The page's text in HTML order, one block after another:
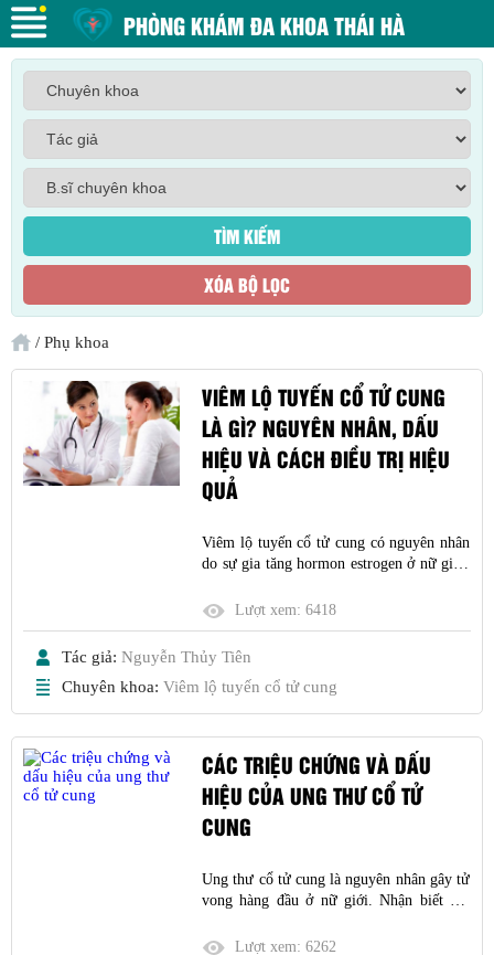
PHÒNG KHÁM ĐA KHOA THÁI HÀ
/ Phụ khoa
VIÊM LỘ TUYẾN CỔ TỬ CUNG
LÀ GÌ? NGUYÊN NHÂN, DẤU
HIỆU VÀ CÁCH ĐIỀU TRỊ HIỆU
QUẢ
Viêm lộ tuyến cổ tử cung có nguyên nhân
do sự gia tăng hormon estrogen ở nữ giới.
bệnh ít gây nguy hiểm nên thường không
cần điều trị
Lượt xem:6418
Tác giả: Nguyễn Thủy Tiên
Chuyên khoa: Viêm lộ tuyến cổ tử cung
CÁC TRIỆU CHỨNG VÀ DẤU
HIỆU CỦA UNG THƯ CỔ TỬ
CUNG
Ung thư cổ tử cung là nguyên nhân gây tử
vong hàng đầu ở nữ giới. Nhận biết các
cung để sớm đi khám và can thiệp kịp thời
Lượt xem:6262